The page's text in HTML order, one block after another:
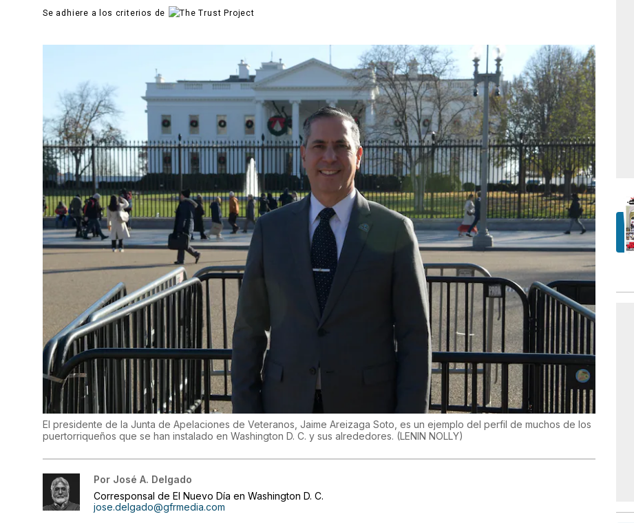
Se adhiere a los criterios de
El presidente de la Junta de Apelaciones de Veteranos, Jaime Areizaga Soto, es un ejemplo del perfil de muchos de los
puertorriqueños que se han instalado en Washington D. C. y sus alrededores. (LENIN NOLLY)
Por José A. Delgado
Corresponsal de El Nuevo Día en Washington D. C.
jose.delgado@gfrmedia.com